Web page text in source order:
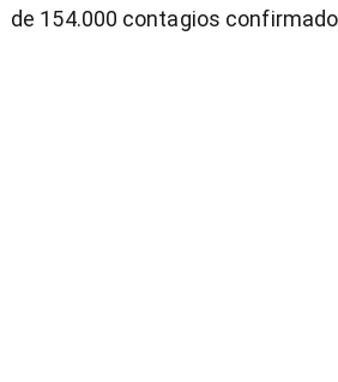
de 154.000 contagios